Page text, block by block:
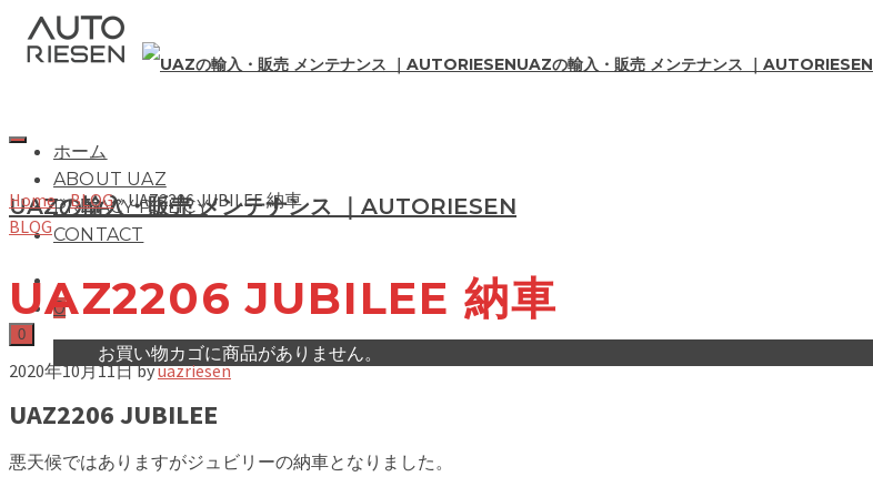
UAZの輸入・販売 メンテナンス ｜AUTORIESEN
ホーム
ABOUT UAZ
PRIVACY POLICY
CONTACT
0
お買い物カゴに商品がありません。
UAZの輸入・販売 メンテナンス ｜AUTORIESEN
0
Home»BLOG» UAZ2206 JUBILEE 納車
BLOG
UAZ2206 JUBILEE 納車
2020年10月11日byuazriesen
UAZ2206 JUBILEE
悪天候ではありますがジュビリーの納車となりました。